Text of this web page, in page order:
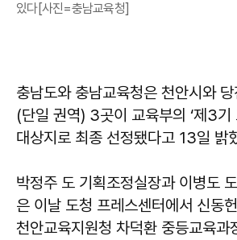
있다[사진=충남교육청]
충남도와 충남교육청은 천안시와
(단일 권역) 3곳이 교육부의 ‘제3기
대상지로 최종 선정됐다고 13일 밝
박정주 도 기획조정실장과 이병도
은 이날 도청 프레스센터에서 신동
천안교육지원청 차덕환 중등교육과